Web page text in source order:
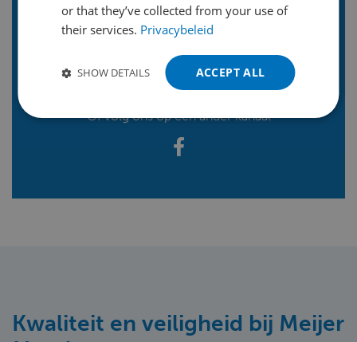
Of volg ons op een ander kanaal
Kwaliteit en veiligheid bij Meijer
SPANISH
or that they’ve collected from your use of
their services. Privacybeleid
ACCEPT ALL
SHOW DETAILS